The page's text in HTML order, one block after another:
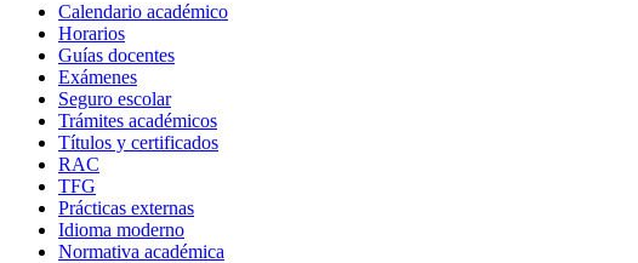
Calendario académico
Horarios
Guías docentes
Exámenes
Seguro escolar
Trámites académicos
Títulos y certificados
RAC
TFG
Prácticas externas
Idioma moderno
Normativa académica